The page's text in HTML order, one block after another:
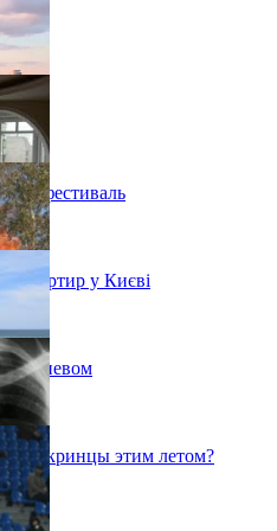
эко-фестиваль
квартир у Києві
Киевом
укринцы этим летом?